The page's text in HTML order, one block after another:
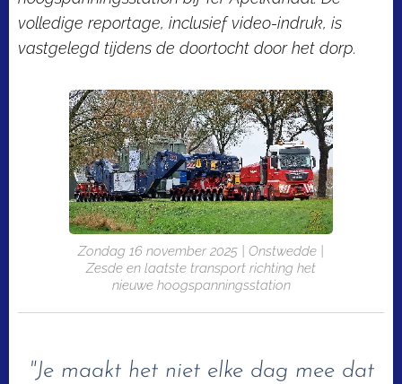
volledige reportage, inclusief video-indruk, is
vastgelegd tijdens de doortocht door het dorp.
Zondag 16 november 2025 | Onstwedde |
Zesde en laatste transport richting het
nieuwe hoogspanningsstation
"Je maakt het niet elke dag mee dat